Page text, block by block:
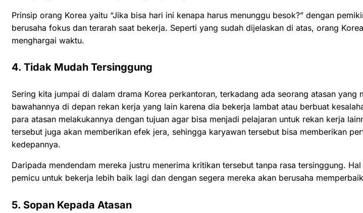
Prinsip orang Korea yaitu “Jika bisa hari ini kenapa harus menunggu besok?” dengan
berusaha fokus dan terarah saat bekerja. Seperti yang sudah dijelaskan di atas, orang
menghargai waktu.
4. Tidak Mudah Tersinggung
Sering kita jumpai di dalam drama Korea perkantoran, terkadang ada seorang atasan yang
bawahannya di depan rekan kerja yang lain karena dia bekerja lambat atau berbuat
para atasan melakukannya dengan tujuan agar bisa menjadi pelajaran untuk rekan kerja
tersebut juga akan memberikan efek jera, sehingga karyawan tersebut bisa memberikan
kedepannya.
Daripada mendendam mereka justru menerima kritikan tersebut tanpa rasa tersinggung.
pemicu untuk bekerja lebih baik lagi dan dengan segera mereka akan berusaha
5. Sopan Kepada Atasan